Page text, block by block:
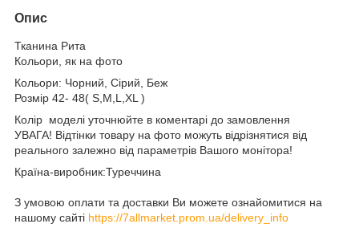
Опис
Тканина Рита
Кольори, як на фото
Кольори: Чорний, Сірий, Беж
Розмір 42- 48( S,M,L,XL )
Колір моделі уточнюйте в коментарі до замовлення
УВАГА! Відтінки товару на фото можуть відрізнятися від
реального залежно від параметрів Вашого монітора!
Країна-виробник:Туреччина
З умовою оплати та доставки Ви можете ознайомитися на
нашому сайті https://7allmarket.prom.ua/delivery_info